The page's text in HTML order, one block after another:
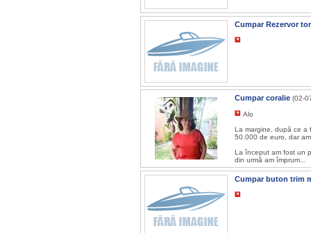
Cumpar Rezervor
Cumpar coralie (02-
Alo
La margine, după ce a
50.000 de euro, dar
La început am fost un
din urmă am împrum...
Cumpar buton trim